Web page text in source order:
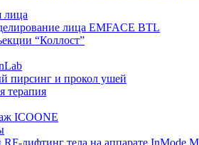
лица
лица EMFACE BTL
“Коллост”
пирсинг и прокол ушей
терапия
ICOONE
лифтинг тела на аппарате InMode